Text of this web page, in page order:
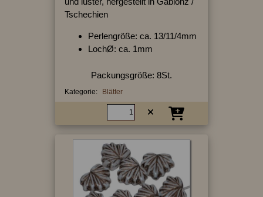
Tschechien
Perlengröße: ca. 13/11/4mm
LochØ: ca. 1mm
Packungsgröße: 8St.
Kategorie: Blätter